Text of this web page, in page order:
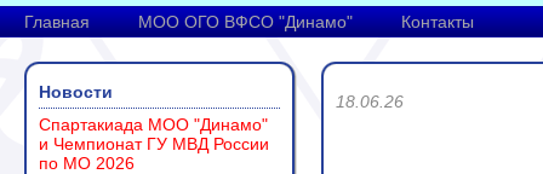
Главная МОО ОГО ВФСО "Динамо" Контакты
Новости
Спартакиада МОО "Динамо"
и Чемпионат ГУ МВД России
по МО 2026
18.06.26